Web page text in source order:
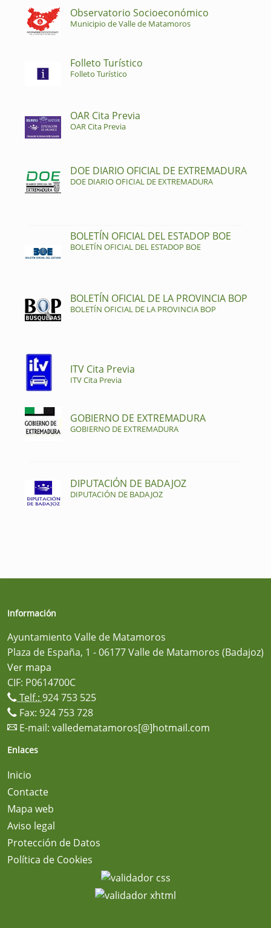
Observatorio Socioeconómico
Municipio de Valle de Matamoros
Folleto Turístico
Folleto Turístico
OAR Cita Previa
OAR Cita Previa
DOE DIARIO OFICIAL DE EXTREMADURA
DOE DIARIO OFICIAL DE EXTREMADURA
BOLETÍN OFICIAL DEL ESTADOP BOE
BOLETÍN OFICIAL DEL ESTADOP BOE
BOLETÍN OFICIAL DE LA PROVINCIA BOP
BOLETÍN OFICIAL DE LA PROVINCIA BOP
ITV Cita Previa
ITV Cita Previa
GOBIERNO DE EXTREMADURA
GOBIERNO DE EXTREMADURA
DIPUTACIÓN DE BADAJOZ
DIPUTACIÓN DE BADAJOZ
Información
Ayuntamiento Valle de Matamoros
Plaza de España, 1 - 06177 Valle de Matamoros (Badajoz)
Ver mapa
CIF: P0614700C
Telf.: 924 753 525
Fax: 924 753 728
E-mail: valledematamoros[@]hotmail.com
Enlaces
Inicio
Contacte
Mapa web
Aviso legal
Protección de Datos
Política de Cookies